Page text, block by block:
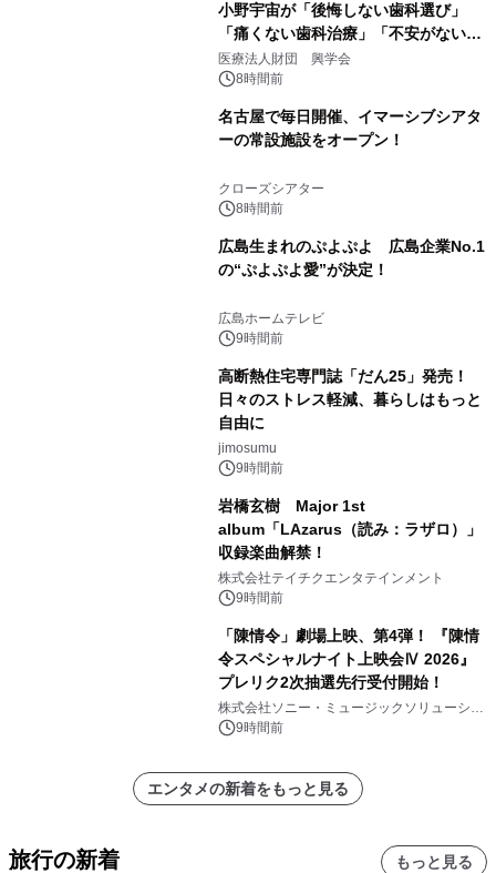
小野宇宙が「後悔しない歯科選び」
「痛くない歯科治療」「不安がない治
療計画」をテーマに専門監修
医療法人財団 興学会
8時間前
名古屋で毎日開催、イマーシブシアタ
ーの常設施設をオープン！
クローズシアター
8時間前
広島生まれのぷよぷよ 広島企業No.1
の“ぷよぷよ愛”が決定！
広島ホームテレビ
9時間前
高断熱住宅専門誌「だん25」発売！
日々のストレス軽減、暮らしはもっと
自由に
jimosumu
9時間前
岩橋玄樹 Major 1st
album「LAzarus（読み：ラザロ）」
収録楽曲解禁！
株式会社テイチクエンタテインメント
9時間前
「陳情令」劇場上映、第4弾！ 『陳情
令スペシャルナイト上映会Ⅳ 2026』
プレリク2次抽選先行受付開始！
株式会社ソニー・ミュージックソリューショ
ンズ9時間前
エンタメの新着をもっと見る
旅行の新着 もっと見る